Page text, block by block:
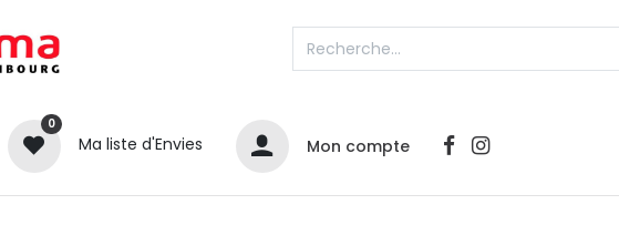
0
Ma liste d'Envies Mon compte